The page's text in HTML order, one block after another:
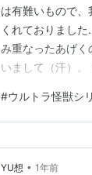
は有難いもので
くれておりまし
み重なったあげく
いまして（汗）
映の 『ウルトラ
での 暴れぶりも
#ウルトラ怪獣シ
YU想 • 1年前